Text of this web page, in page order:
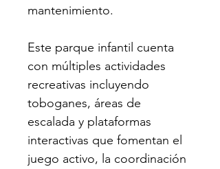
mantenimiento.
Este parque infantil cuenta
con múltiples actividades
recreativas incluyendo
toboganes, áreas de
escalada y plataformas
interactivas que fomentan el
juego activo, la coordinación